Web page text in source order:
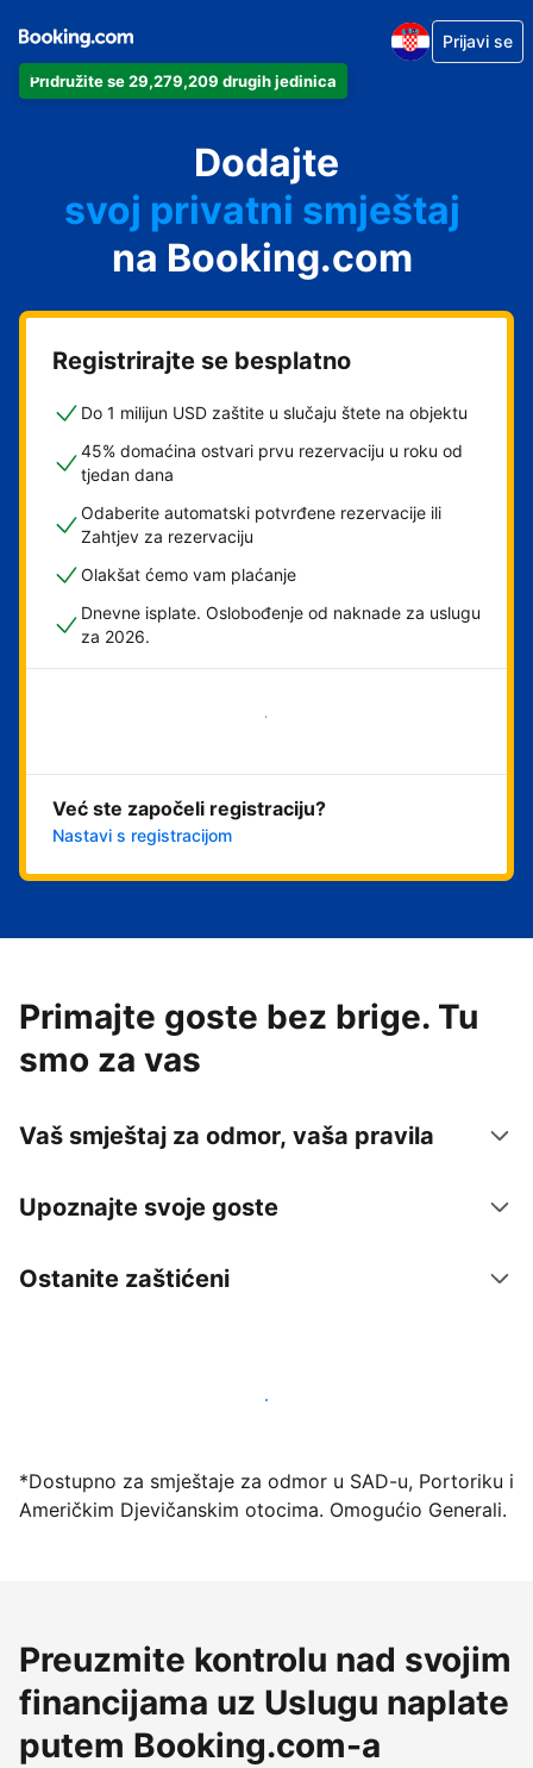
Pridružite se 29,279,209 drugih jedinica
Prijavi se
Dodajte
svoj apartman
svoj hotel
svoj smještaj za odmor
svoj privatni smještaj
svoj smještaj s doručkom
na Booking.com
Registrirajte se besplatno
Do 1 milijun USD zaštite u slučaju štete na objektu
45% domaćina ostvari prvu rezervaciju u roku od
tjedan dana
Odaberite automatski potvrđene rezervacije ili
Zahtjev za rezervaciju
Olakšat ćemo vam plaćanje
Dnevne isplate. Oslobođenje od naknade za uslugu
za 2026.
Započni odmah
Već ste započeli registraciju?
Nastavi s registracijom
Primajte goste bez brige. Tu
smo za vas
Vaš smještaj za odmor, vaša pravila
Upoznajte svoje goste
Ostanite zaštićeni
*Dostupno za smještaje za odmor u SAD-u, Portoriku i
Američkim Djevičanskim otocima. Omogućio Generali.
Preuzmite kontrolu nad svojim
financijama uz Uslugu naplate
putem Booking.com-a